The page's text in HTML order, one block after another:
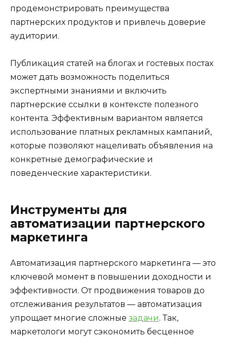
продемонстрировать преимущества
партнерских продуктов и привлечь доверие
аудитории.
Публикация статей на блогах и гостевых постах
может дать возможность поделиться
экспертными знаниями и включить
партнерские ссылки в контексте полезного
контента. Эффективным вариантом является
использование платных рекламных кампаний,
которые позволяют нацеливать объявления на
конкретные демографические и
поведенческие характеристики.
Инструменты для
автоматизации партнерского
маркетинга
Автоматизация партнерского маркетинга — это
ключевой момент в повышении доходности и
эффективности. От продвижения товаров до
отслеживания результатов — автоматизация
упрощает многие сложные задачи. Так,
маркетологи могут сэкономить бесценное